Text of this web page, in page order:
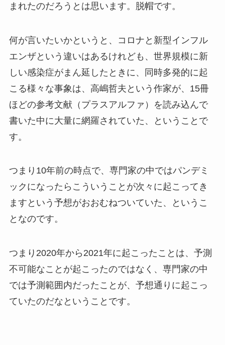
まれたのだろうとは思います。脱帽です。
何が言いたいかというと、コロナと新型インフル
エンザという違いはあるけれども、世界規模に新
しい感染症がまん延したときに、同時多発的に起
こる様々な事象は、高嶋哲夫という作家が、15冊
ほどの参考文献（プラスアルファ）を読み込んで
書いた中に大量に網羅されていた、ということで
す。
つまり10年前の時点で、専門家の中ではパンデミ
ックになったらこういうことが次々に起こってき
ますという予想がおおむねついていた、というこ
となのです。
つまり2020年から2021年に起こったことは、予測
不可能なことが起こったのではなく、専門家の中
では予測範囲内だったことが、予想通りに起こっ
ていたのだなということです。